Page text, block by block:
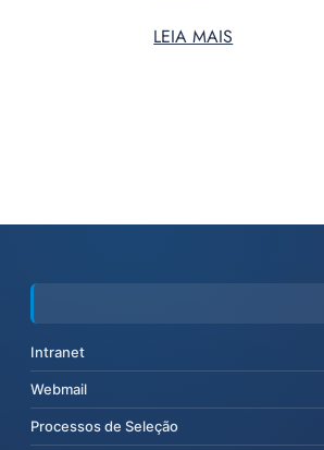
LEIA MAIS
Intranet
Webmail
Processos de Seleção